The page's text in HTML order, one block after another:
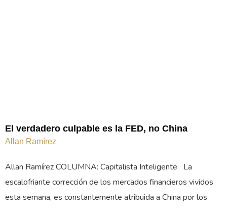
El verdadero culpable es la FED, no China
Allan Ramírez
Allan Ramírez COLUMNA: Capitalista Inteligente La
escalofriante corrección de los mercados financieros vividos
esta semana, es constantemente atribuida a China por los